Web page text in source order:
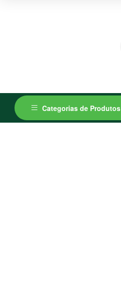
Categorias de Produtos